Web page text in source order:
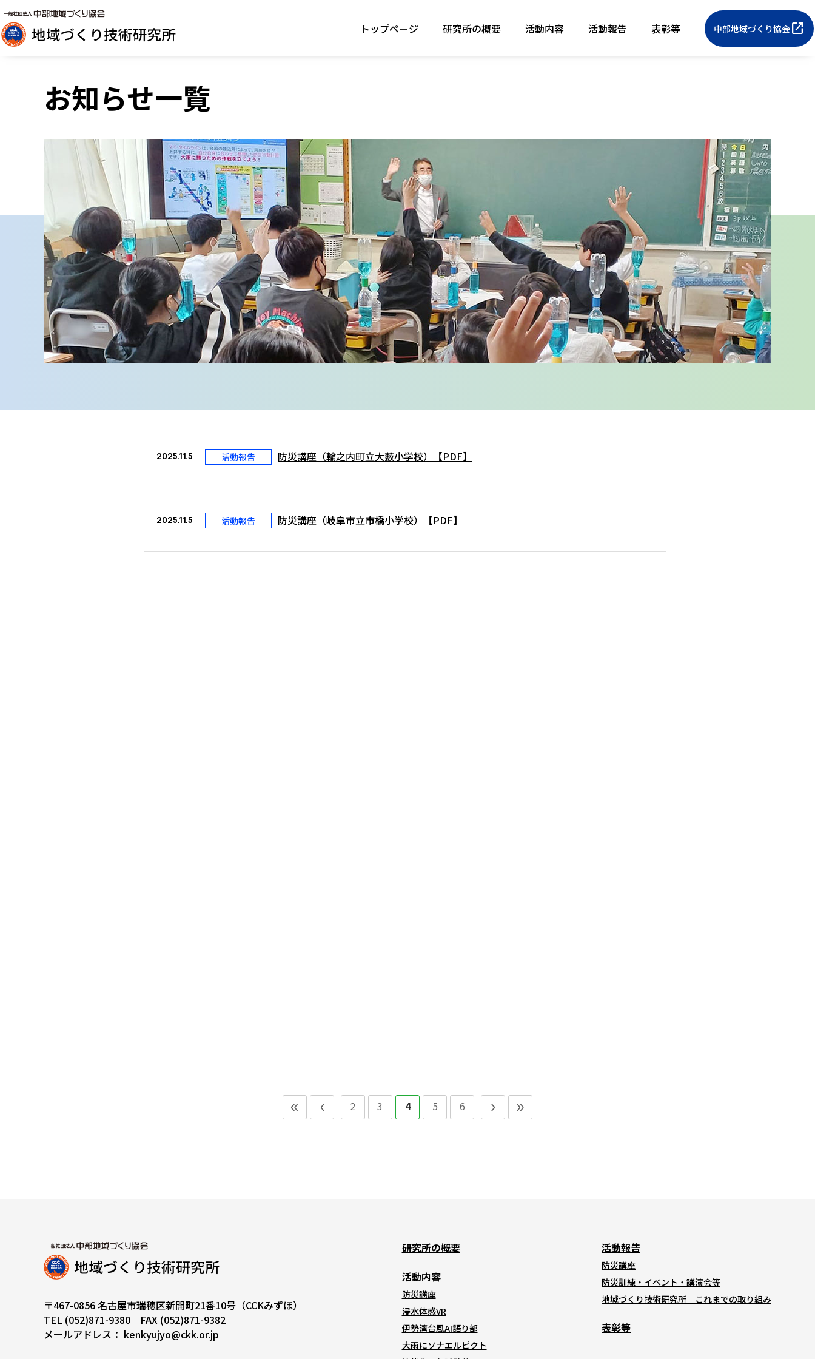
トップページ 研究所の概要 活動内容 活動報告 表彰等 中部地域づくり協会open_in_new
お知らせ一覧
2025.11.5 活動報告 防災講座（輪之内町立大藪小学校）【PDF】
2025.11.5 活動報告 防災講座（岐阜市立市橋小学校）【PDF】
« ‹ 2 3 4 5 6 › »
〒467-0856 名古屋市瑞穂区新開町21番10号（CCKみずほ）
TEL (052)871-9380 FAX (052)871-9382
メールアドレス： kenkyujyo@ckk.or.jp
研究所の概要
活動内容
防災講座
浸水体感VR
伊勢湾台風AI語り部
大雨にソナエルピクト
活動報告
防災講座
防災訓練・イベント・講演会等
地域づくり技術研究所 これまでの取り組み
表彰等